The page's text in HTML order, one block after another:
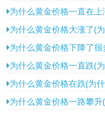
为什么黄金价格一直在
为什么黄金价格大涨了(
为什么黄金价格下降了
为什么黄金价格一直跌(
为什么黄金价格在跌(为
为什么黄金价格一路攀